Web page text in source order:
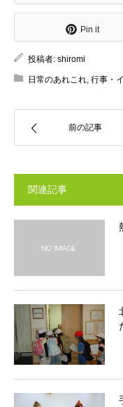
Pin it
投稿者: shiromi
日常のあれこれ, 行事・
前の記事
関連記事